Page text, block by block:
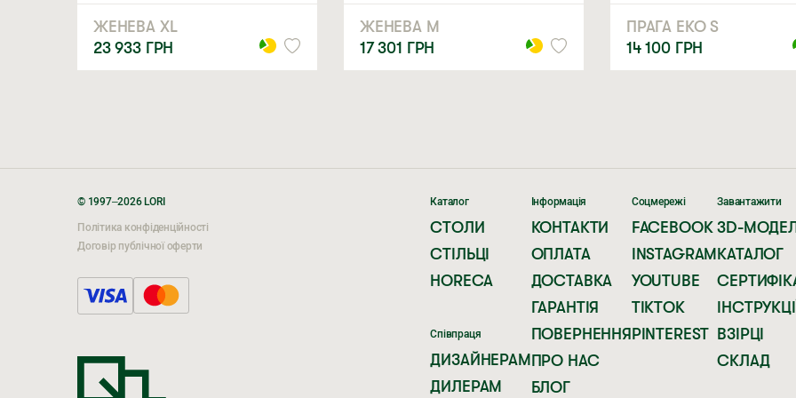
ЖЕНЕВА XL
23 933 ГРН
ЖЕНЕВА M
17 301 ГРН
ПРАГА ЕКО S
14 100 ГРН
© 1997–2026 LORI
Політика конфіденційності
Договір публічної оферти
Каталог
СТОЛИ
СТІЛЬЦІ
HORECA
Співпраця
ДИЗАЙНЕРАМ
ДИЛЕРАМ
Інформація
КОНТАКТИ
ОПЛАТА
ДОСТАВКА
ГАРАНТІЯ
ПОВЕРНЕННЯ
ПРО НАС
БЛОГ
Соцмережі
FACEBOOK
INSTAGRAM
YOUTUBE
TIKTOK
PINTEREST
Завантажити
3D-
КАТАЛОГ
ВЗІРЦІ
СКЛАД